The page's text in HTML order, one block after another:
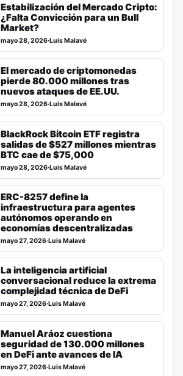
Estabilización del Mercado Cripto:
¿Falta Convicción para un Bull
Market?
mayo 28, 2026·Luis Malavé
El mercado de criptomonedas
pierde 80.000 millones tras
nuevos ataques de EE.UU.
mayo 28, 2026·Luis Malavé
BlackRock Bitcoin ETF registra
salidas de $527 millones mientras
BTC cae de $75,000
mayo 28, 2026·Luis Malavé
ERC-8257 define la
infraestructura para agentes
autónomos operando en
economías descentralizadas
mayo 27, 2026·Luis Malavé
La inteligencia artificial
conversacional reduce la extrema
complejidad técnica de DeFi
mayo 27, 2026·Luis Malavé
Manuel Aráoz cuestiona
seguridad de 130.000 millones
en DeFi ante avances de IA
mayo 27, 2026·Luis Malavé